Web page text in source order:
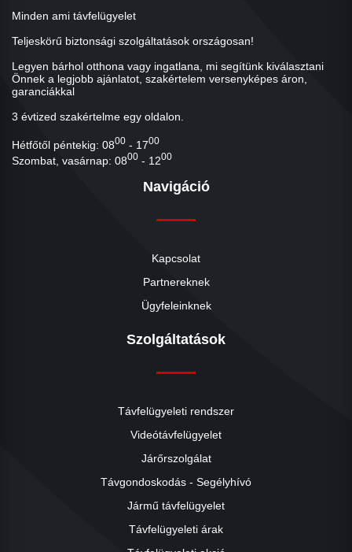
Minden ami távfelügyelet
Teljeskörű biztonsági szolgáltatások országosan!
Legyen bárhol otthona vagy ingatlana, mi segítünk kiválasztani
Önnek a legjobb ajánlatot, szakértelem versenyképes áron,
garanciákkal
3 évtized szakértelme egy oldalon.
Hétfőtől péntekig: 0800 - 1700
Szombat, vasárnap: 0800 - 1200
Navigáció
Kapcsolat
Partnereknek
Ügyfeleinknek
Szolgáltatások
Távfelügyeleti rendszer
Videótávfelügyelet
Járőrszolgálat
Távgondoskodás - Segélyhívó
Jármű távfelügyelet
Távfelügyeleti árak